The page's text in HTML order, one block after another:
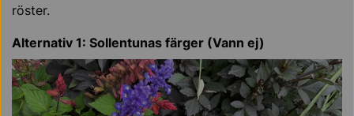
röster.
Alternativ 1: Sollentunas färger (Vann ej)